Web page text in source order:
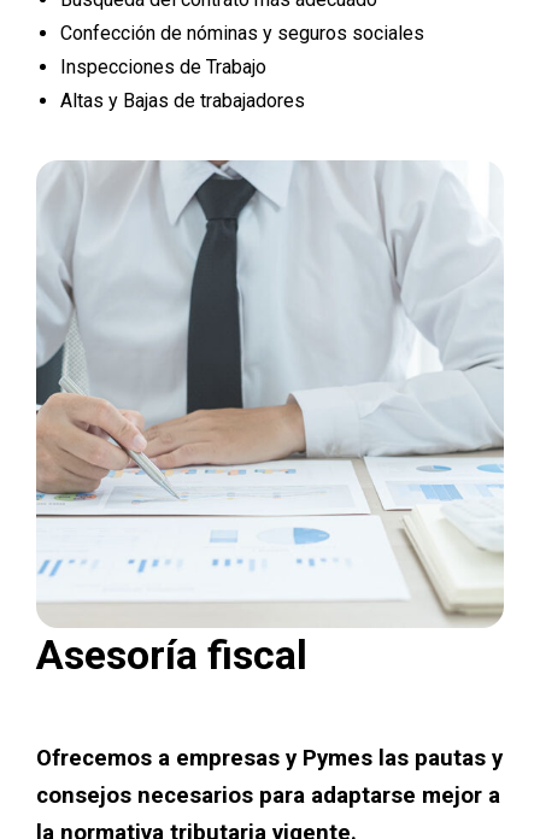
Confección de nóminas y seguros sociales
Inspecciones de Trabajo
Altas y Bajas de trabajadores
Asesoría fiscal
Ofrecemos a empresas y Pymes las pautas y
consejos necesarios para adaptarse mejor a
la normativa tributaria vigente.